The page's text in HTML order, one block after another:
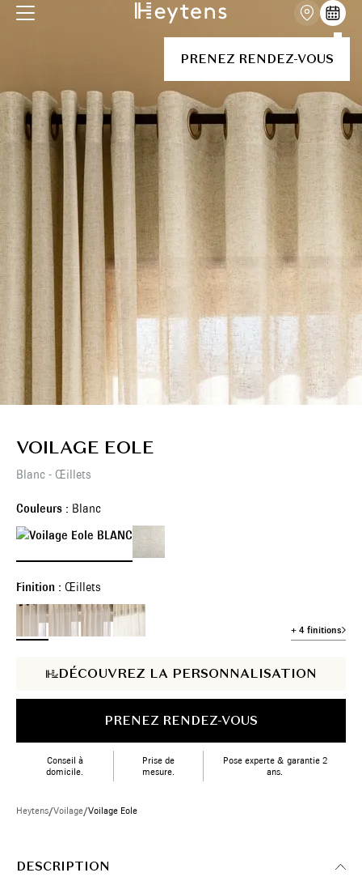
PRENEZ RENDEZ-VOUS
VOILAGE EOLE
Blanc - Œillets
Couleurs : Blanc
Finition : Œillets
+ 4 finitions
DÉCOUVREZ LA PERSONNALISATION
PRENEZ RENDEZ-VOUS
Conseil à
domicile.
Prise de
mesure.
Pose experte & garantie 2
ans.
Heytens/Voilage/Voilage Eole
DESCRIPTION